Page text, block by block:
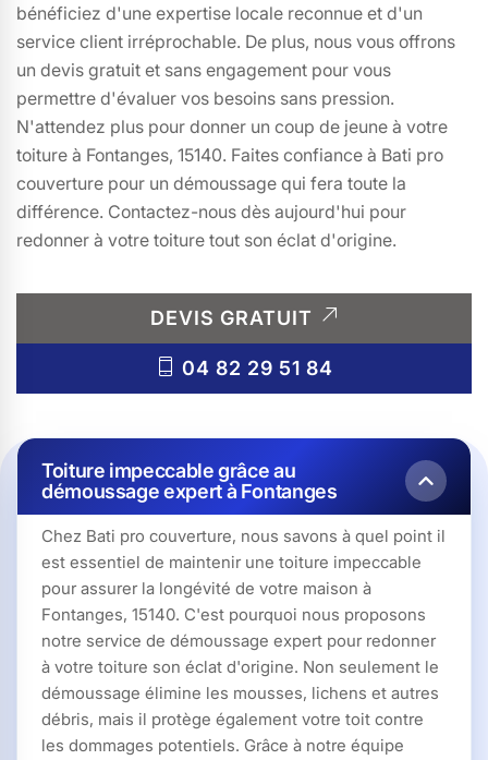
bénéficiez d'une expertise locale reconnue et d'un
service client irréprochable. De plus, nous vous offrons
un devis gratuit et sans engagement pour vous
permettre d'évaluer vos besoins sans pression.
N'attendez plus pour donner un coup de jeune à votre
toiture à Fontanges, 15140. Faites confiance à Bati pro
couverture pour un démoussage qui fera toute la
différence. Contactez-nous dès aujourd'hui pour
redonner à votre toiture tout son éclat d'origine.
DEVIS GRATUIT
04 82 29 51 84
Toiture impeccable grâce au
démoussage expert à Fontanges
Chez Bati pro couverture, nous savons à quel point il
est essentiel de maintenir une toiture impeccable
pour assurer la longévité de votre maison à
Fontanges, 15140. C'est pourquoi nous proposons
notre service de démoussage expert pour redonner
à votre toiture son éclat d'origine. Non seulement le
démoussage élimine les mousses, lichens et autres
débris, mais il protège également votre toit contre
les dommages potentiels. Grâce à notre équipe